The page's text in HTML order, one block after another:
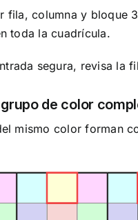
fila, columna y bloque
toda la cuadrícula.
segura, revisa la
de color
mismo color forman